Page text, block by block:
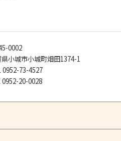
0002
小城市小城町畑田1374-1
0952-73-4527
0952-20-0028